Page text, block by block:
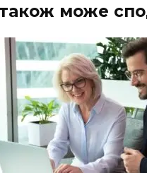
може